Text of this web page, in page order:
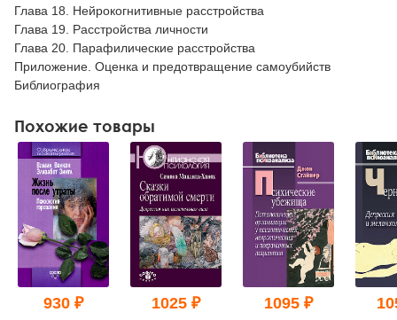
Глава 18. Нейрокогнитивные расстройства
Глава 19. Расстройства личности
Глава 20. Парафилические расстройства
Приложение. Оценка и предотвращение самоубийств
Библиография
Похожие товары
930 ₽ 1025 ₽ 1095 ₽